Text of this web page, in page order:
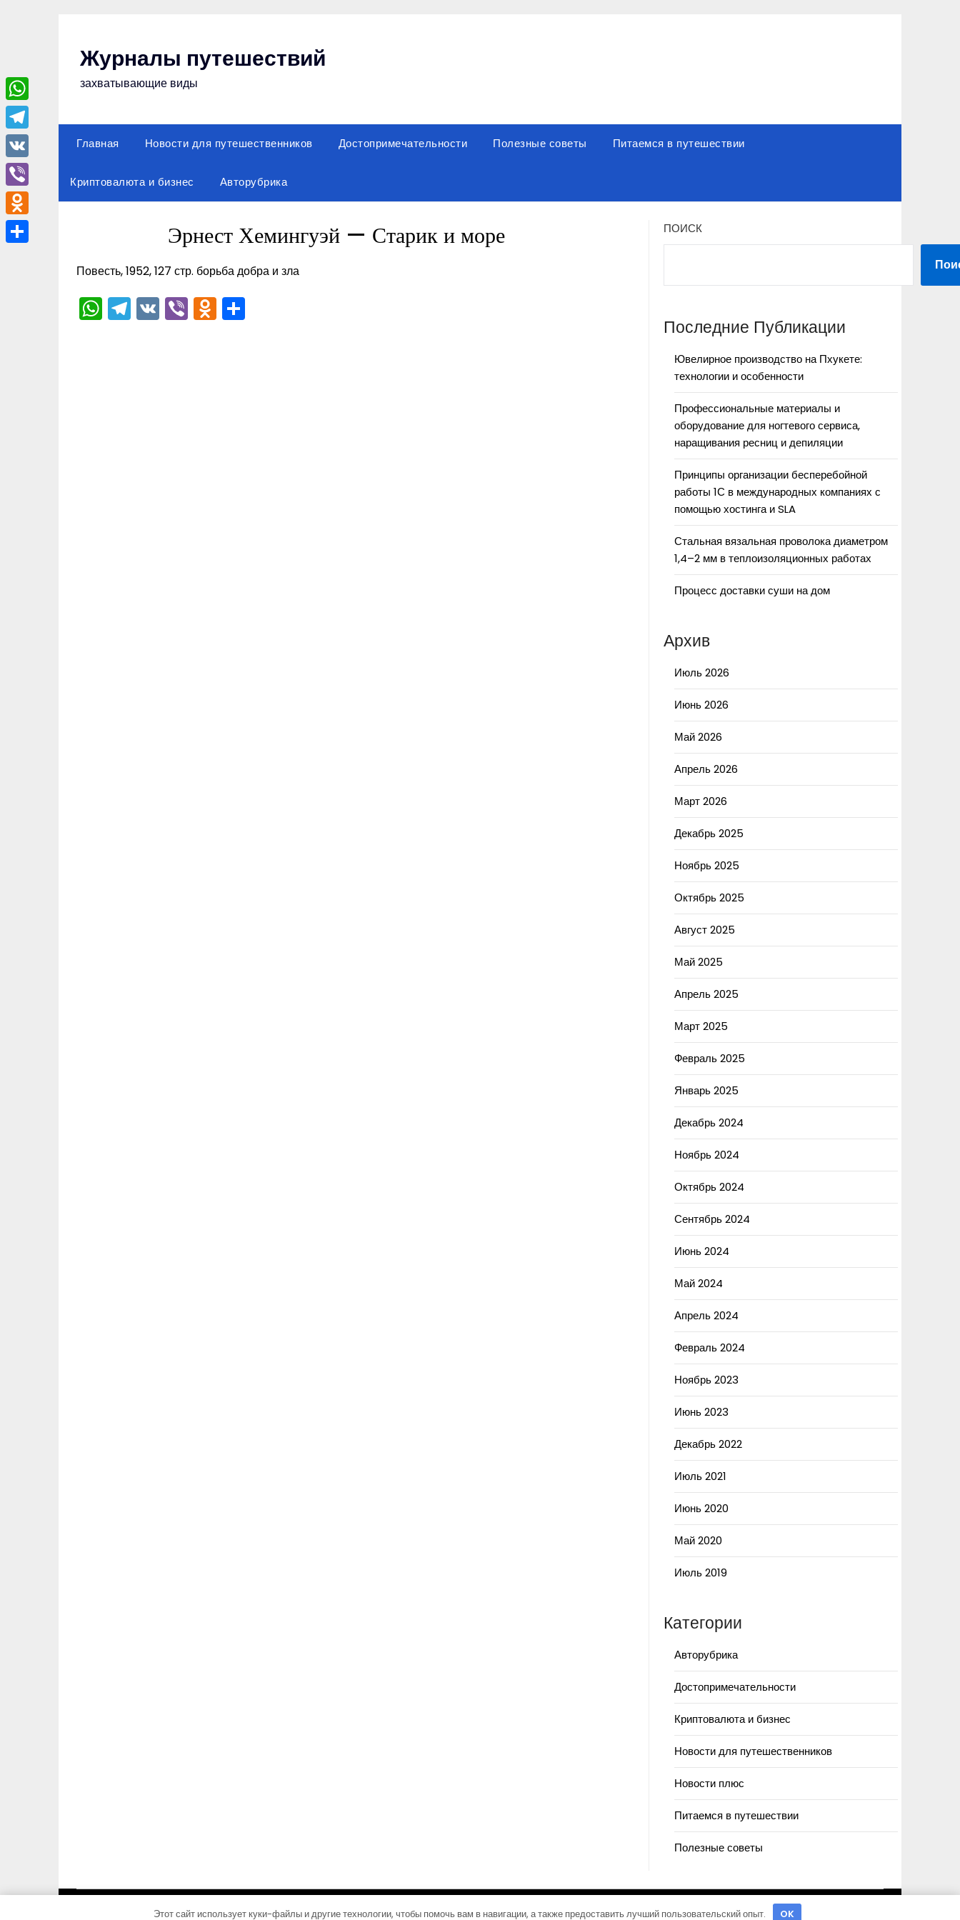
Журналы путешествий
захватывающие виды
Главная Новости для путешественников Достопримечательности Полезные советы Питаемся в путешествии
Криптовалюта и бизнес Авторубрика
Эрнест Хемингуэй — Старик и море
Повесть, 1952, 127 стр. борьба добра и зла
WhatsApp
Telegram
VKViberOdnoklassniki
ПОИСК
Последние Публикации
Ювелирное производство на Пхукете:
технологии и особенности
Профессиональные материалы и
оборудование для ногтевого сервиса,
наращивания ресниц и депиляции
Принципы организации бесперебойной
работы 1С в международных компаниях с
помощью хостинга и SLA
Стальная вязальная проволока диаметром
1,4–2 мм в теплоизоляционных работах
Процесс доставки суши на дом
Архив
Июль 2026
Июнь 2026
Май 2026
Апрель 2026
Март 2026
Декабрь 2025
Ноябрь 2025
Октябрь 2025
Август 2025
Май 2025
Апрель 2025
Март 2025
Февраль 2025
Январь 2025
Декабрь 2024
Ноябрь 2024
Октябрь 2024
Сентябрь 2024
Июнь 2024
Май 2024
Апрель 2024
Февраль 2024
Ноябрь 2023
Июнь 2023
Декабрь 2022
Июль 2021
Июнь 2020
Май 2020
Июль 2019
Категории
Авторубрика
Достопримечательности
Криптовалюта и бизнес
Новости для путешественников
Новости плюс
Питаемся в путешествии
Полезные советы
©2026 Журналы путешествий| Дизайн:Газетная тема WordPress
WhatsApp
Telegram
VK
Viber
Odnoklassniki
Этот сайт использует куки-файлы и другие технологии, чтобы помочь вам в навигации, а также предоставить лучший пользовательский опыт. OK